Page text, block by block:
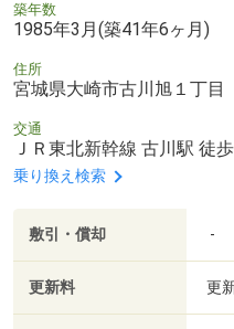
築年数
1985年3月(築41年6ヶ月)
住所
宮城県大崎市古川旭１丁目
交通
ＪＲ東北新幹線 古川駅 徒
乗り換え検索
敷引・償却 -
更新料 更